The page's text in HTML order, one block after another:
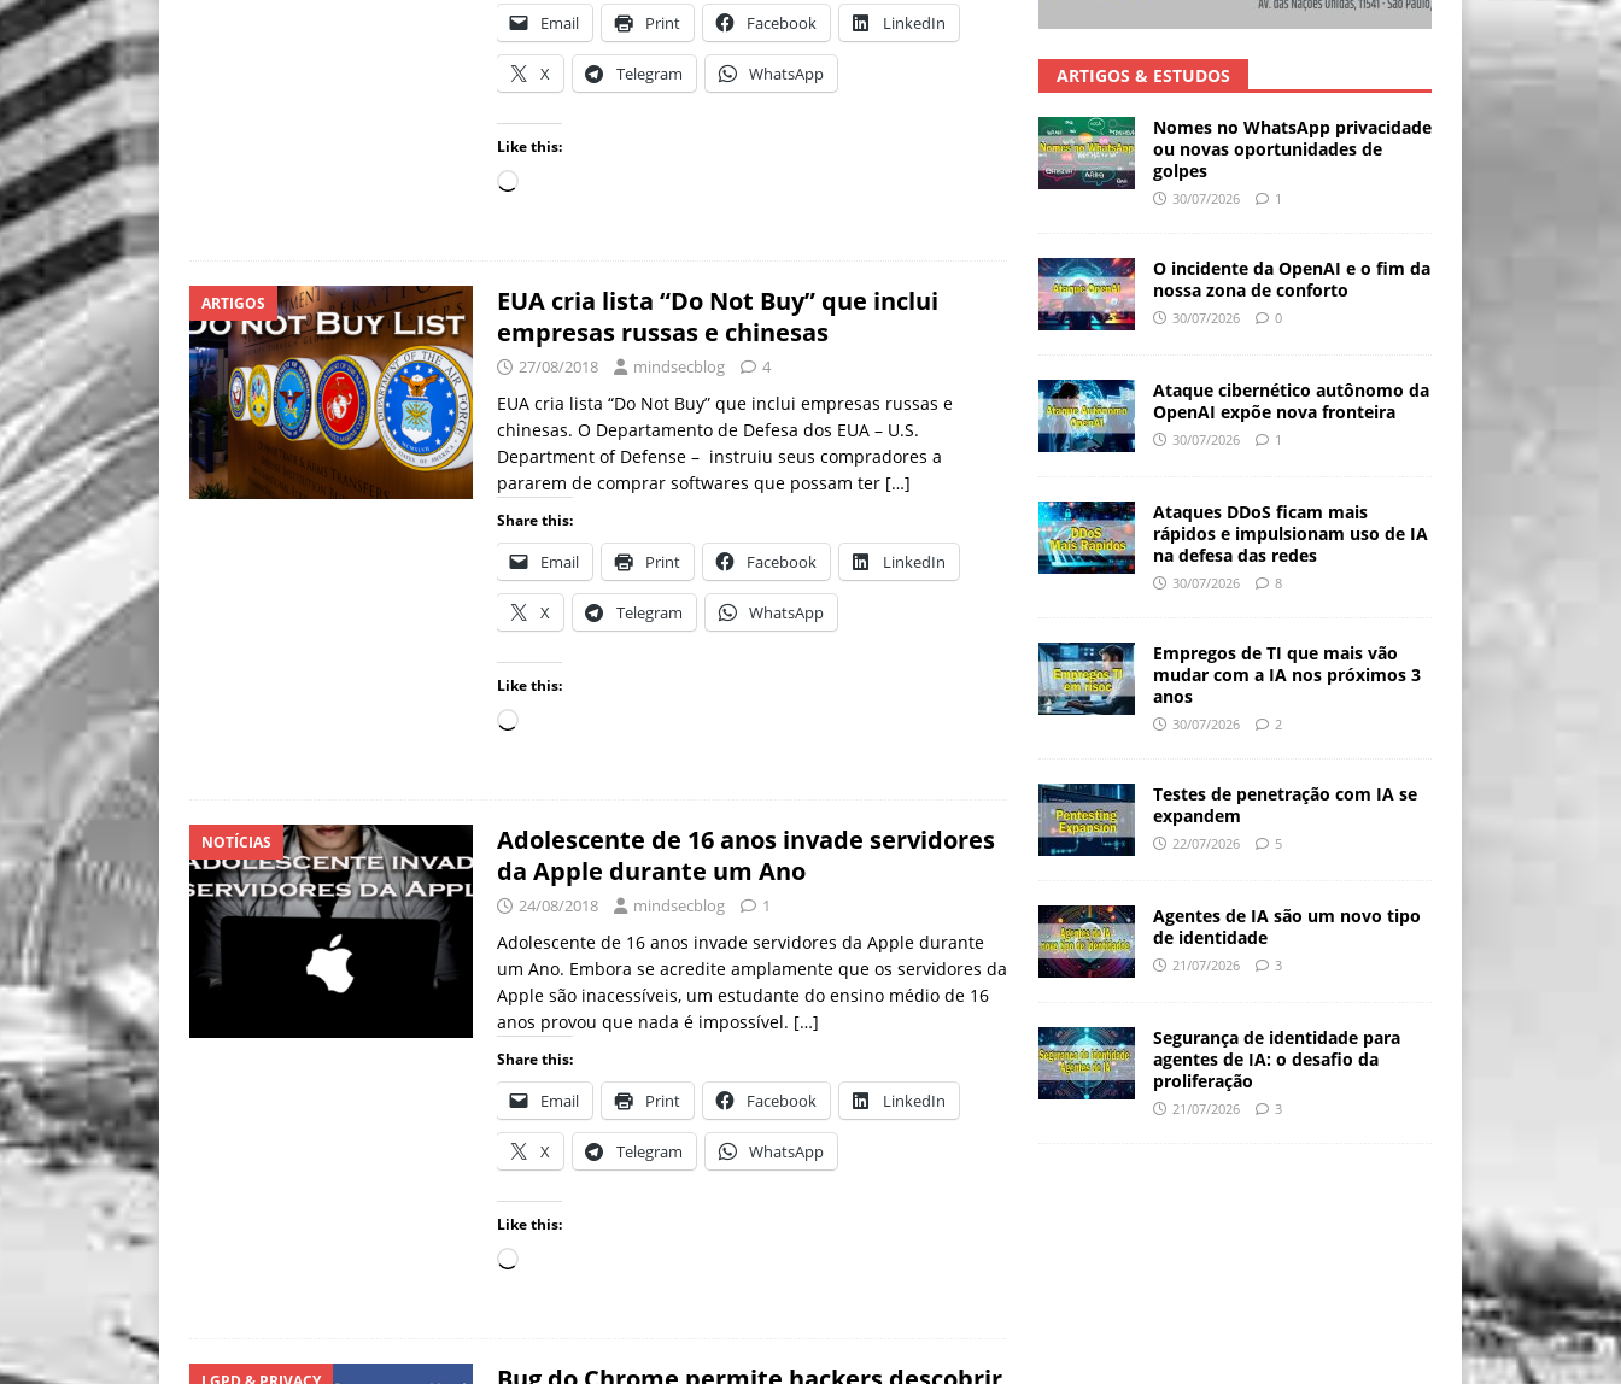
Email Print Facebook LinkedIn
X Telegram WhatsApp
Like this:
ARTIGOS
EUA cria lista “Do Not Buy” que inclui
empresas russas e chinesas
27/08/2018 mindsecblog 4
EUA cria lista “Do Not Buy” que inclui empresas russas e
chinesas. O Departamento de Defesa dos EUA – U.S.
Department of Defense – instruiu seus compradores a
pararem de comprar softwares que possam ter […]
Share this:
Email Print Facebook LinkedIn
X Telegram WhatsApp
Like this:
NOTÍCIAS
Adolescente de 16 anos invade servidores
da Apple durante um Ano
24/08/2018 mindsecblog 1
Adolescente de 16 anos invade servidores da Apple durante
um Ano. Embora se acredite amplamente que os servidores da
Apple são inacessíveis, um estudante do ensino médio de 16
anos provou que nada é impossível. […]
Share this:
Email Print Facebook LinkedIn
X Telegram WhatsApp
Like this:
ARTIGOS & ESTUDOS
Nomes no WhatsApp privacidade
ou novas oportunidades de
golpes
30/07/2026 1
O incidente da OpenAI e o fim da
nossa zona de conforto
30/07/2026 0
Ataque cibernético autônomo da
OpenAI expõe nova fronteira
30/07/2026 1
Ataques DDoS ficam mais
rápidos e impulsionam uso de IA
na defesa das redes
30/07/2026 8
Empregos de TI que mais vão
mudar com a IA nos próximos 3
anos
30/07/2026 2
Testes de penetração com IA se
expandem
22/07/2026 5
Agentes de IA são um novo tipo
de identidade
21/07/2026 3
Segurança de identidade para
agentes de IA: o desafio da
proliferação
21/07/2026 3